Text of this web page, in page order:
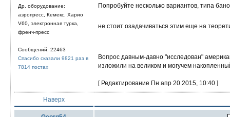
Др. оборудование:
аэропресс, Кемекс, Харио
V60, электронная турка,
френч-пресс
Сообщений: 22463
Спасибо сказали 9821 раз в
7814 постах
Попробуйте несколько вариантов, типа
не стоит озадачиваться этим еще на
Вопрос давным-давно "исследован"
изложили на великом и могучем
[ Редактирование Пн апр 20 2015, 10:40 ]
Наверх